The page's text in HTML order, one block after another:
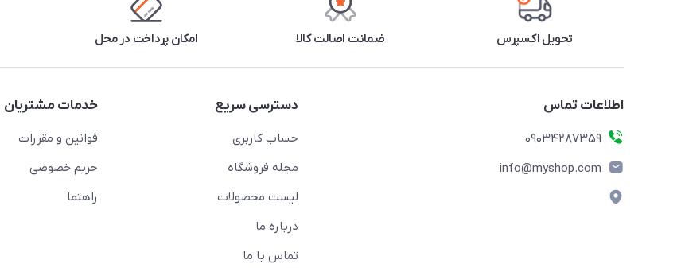
تحویل اکسپرس ضمانت اصالت کالا امکان پرداخت در محل
اطلاعات تماس
09034287359
info@myshop.com
دسترسی سریع
حساب کاربری
مجله فروشگاه
لیست محصولات
درباره ما
تماس با ما
خدمات مشتریان
قوانین و مقررات
حریم خصوصی
راهنما